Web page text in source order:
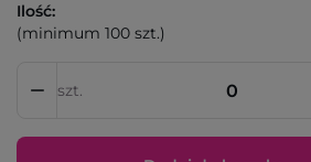
Ilość:
(minimum 100 szt.)
szt.